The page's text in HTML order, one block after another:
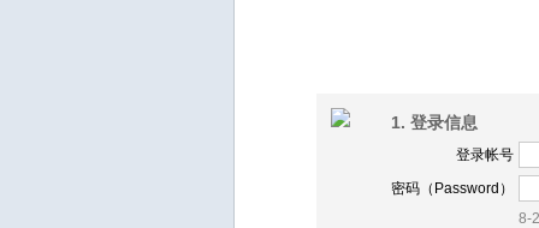
1. 登录信息
登录帐号
密码（Password）
8-